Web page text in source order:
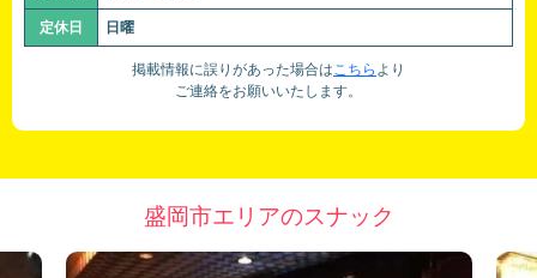
定休日 日曜
掲載情報に誤りがあった場合はこちら より
ご連絡をお願いいたします。
盛岡市エリアのスナック